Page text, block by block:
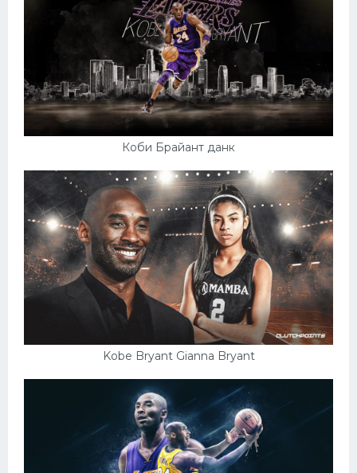
Коби Брайант данк
Kobe Bryant Gianna Bryant